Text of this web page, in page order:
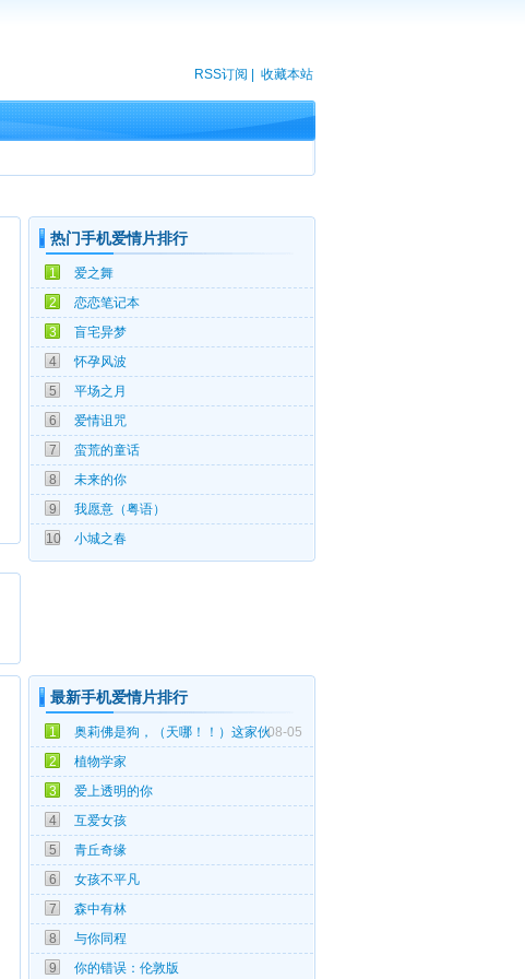
RSS订阅 收藏本站
热门手机爱情片排行
1 爱之舞
2 恋恋笔记本
3 盲宅异梦
4 怀孕风波
5 平场之月
6 爱情诅咒
7 蛮荒的童话
8 未来的你
9 我愿意（粤语）
10 小城之春
最新手机爱情片排行
1 奥莉佛是狗，（天哪！！）这家伙08-05
2
植物学家
07-21
3 爱上透明的你
4 互爱女孩
5 青丘奇缘
6 女孩不平凡
7 森中有林
8 与你同程
9 你的错误：伦敦版